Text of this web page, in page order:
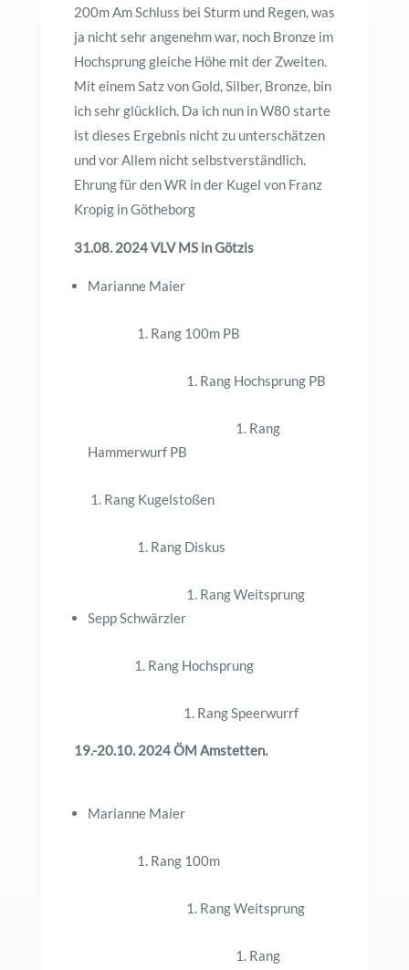
200m Am Schluss bei Sturm und Regen, was
ja nicht sehr angenehm war, noch Bronze im
Hochsprung gleiche Höhe mit der Zweiten.
Mit einem Satz von Gold, Silber, Bronze, bin
ich sehr glücklich. Da ich nun in W80 starte
ist dieses Ergebnis nicht zu unterschätzen
und vor Allem nicht selbstverständlich.
Ehrung für den WR in der Kugel von Franz
Kropig in Götheborg
31.08. 2024 VLV MS in Götzis
Marianne Maier
1. Rang 100m PB
1. Rang Hochsprung PB
1. Rang
Hammerwurf PB
1. Rang Kugelstoßen
1. Rang Diskus
1. Rang Weitsprung
Sepp Schwärzler
1. Rang Hochsprung
1. Rang Speerwurrf
19.-20.10. 2024 ÖM Amstetten.
Marianne Maier
1. Rang 100m
1. Rang Weitsprung
1. Rang